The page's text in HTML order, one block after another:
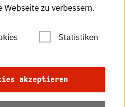
zu verbessern.
Statistiken
akzeptieren